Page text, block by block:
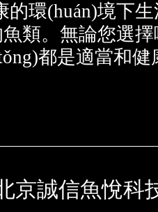
環(huán)境下生
類。無論您選擇
都是適當和健
京誠信魚悅